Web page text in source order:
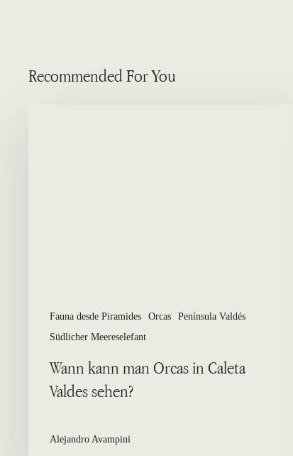
Recommended For You
Fauna desde Piramides Orcas
Península Valdés
Südlicher Meereselefant
Wann kann man Orcas in Caleta
Valdes sehen?
Alejandro Avampini